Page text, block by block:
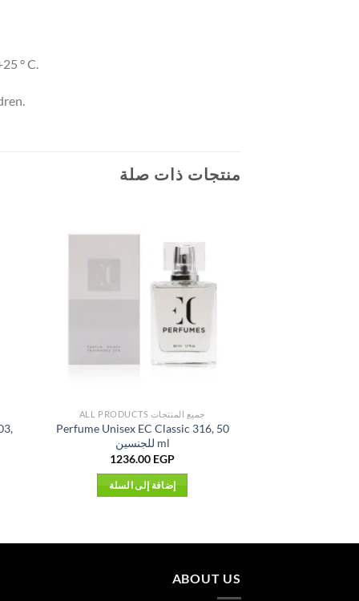
° C.
منتجات ذات صلة
جميع المنتجات ALL PRODUCTS
Perfume Unisex EC Classic 316, 50
ml للجنسين
1236.00 EGP
إضافة إلى السلة
ABOUT US